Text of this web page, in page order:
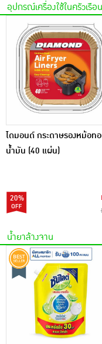
อุปกรณ์เครื่องใช้ในครัวเรือน
ไดมอนด์ กระดาษรองหม้อท
น้ำมัน (40 แผ่น)
20%
น้ำยาล้างจาน